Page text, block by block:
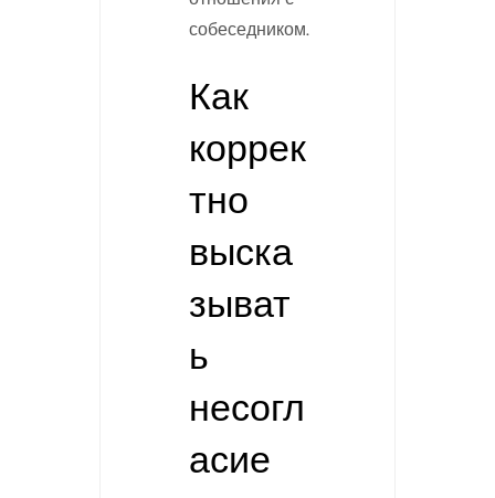
собеседником.
Как
коррек
тно
выска
зыват
ь
несогл
асие